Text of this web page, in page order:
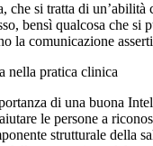
che si tratta di
bensì qualcosa che
la comunicazione
nella pratica clinica
di una buona
le persone a
strutturale della